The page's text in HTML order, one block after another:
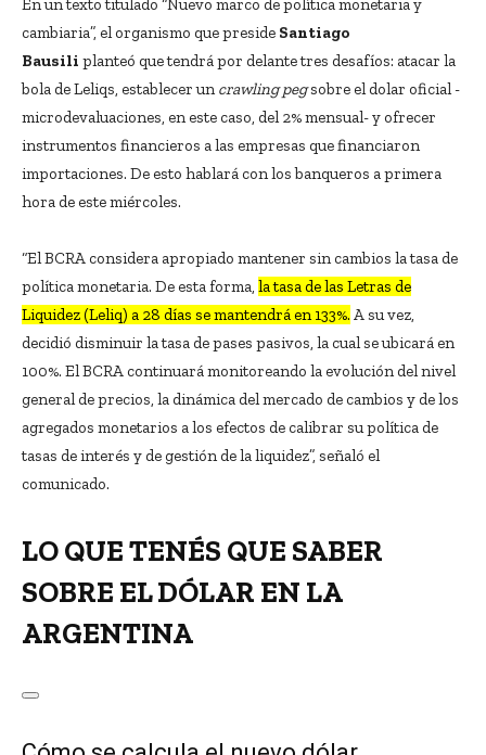
En un texto titulado “Nuevo marco de política monetaria y
cambiaria”, el organismo que preside Santiago
Bausili planteó que tendrá por delante tres desafíos: atacar la
bola de Leliqs, establecer un crawling pegsobre el dolar oficial -
microdevaluaciones, en este caso, del 2% mensual- y ofrecer
instrumentos financieros a las empresas que financiaron
importaciones. De esto hablará con los banqueros a primera
hora de este miércoles.
“El BCRA considera apropiado mantener sin cambios la tasa de
política monetaria. De esta forma, la tasa de las Letras de
Liquidez (Leliq) a 28 días se mantendrá en 133%. A su vez,
decidió disminuir la tasa de pases pasivos, la cual se ubicará en
100%. El BCRA continuará monitoreando la evolución del nivel
general de precios, la dinámica del mercado de cambios y de los
agregados monetarios a los efectos de calibrar su política de
tasas de interés y de gestión de la liquidez”, señaló el
comunicado.
LO QUE TENÉS QUE SABER
SOBRE EL DÓLAR EN LA
ARGENTINA